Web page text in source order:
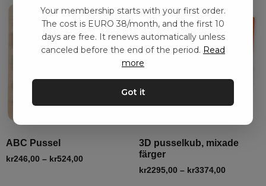
ABC Pussel
kr246,00 – kr524,00
3D pusselkub, mixade
färger
kr2295,00 – kr3374,00
Your membership starts with your first order.
The cost is EURO 38/month, and the first 10
days are free. It renews automatically unless
canceled before the end of the period. Read
more
Got it